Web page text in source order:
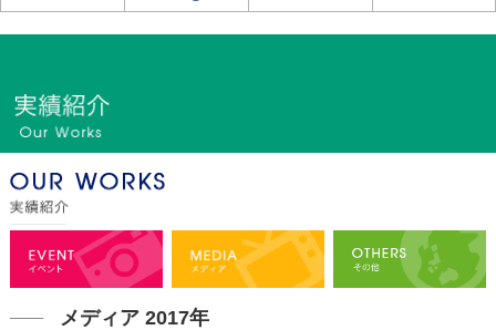
メディア 2017年